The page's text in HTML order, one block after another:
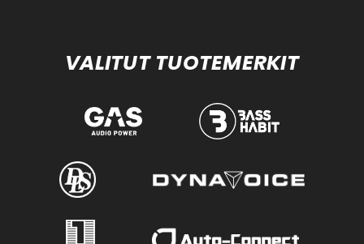
VALITUT TUOTEMERKIT